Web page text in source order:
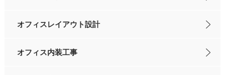
オフィスレイアウト設計
オフィス内装工事